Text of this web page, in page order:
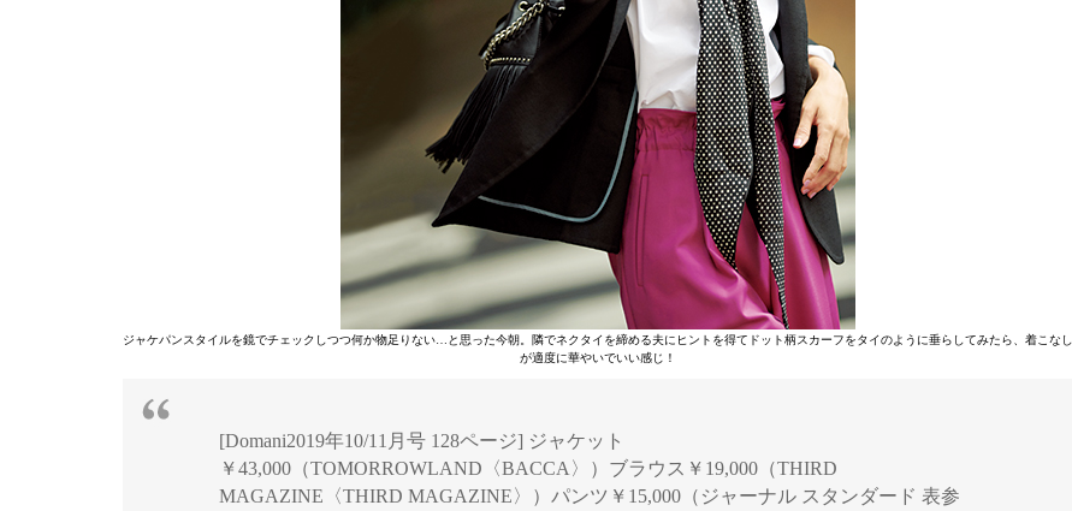
ジャケパンスタイルを鏡でチェックしつつ何か物足りない…と思った今朝。隣でネクタイを締める夫にヒントを得てドット柄スカーフをタイのように垂らしてみたら、着こなし
が適度に華やいでいい感じ！
[Domani2019年10/11月号 128ページ] ジャケット
￥43,000（TOMORROWLAND〈BACCA〉）ブラウス￥19,000（THIRD
MAGAZINE〈THIRD MAGAZINE〉）パンツ￥15,000（ジャーナル スタンダード 表参